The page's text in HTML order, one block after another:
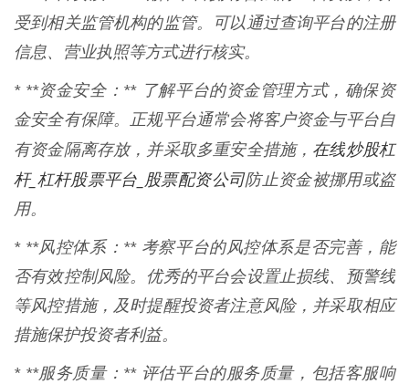
受到相关监管机构的监管。可以通过查询平台的注册
信息、营业执照等方式进行核实。
* **资金安全：** 了解平台的资金管理方式，确保资
金安全有保障。正规平台通常会将客户资金与平台自
有资金隔离存放，并采取多重安全措施， 在线炒股杠
杆_杠杆股票平台_股票配资公司防止资金被挪用或盗
用。
* **风控体系：** 考察平台的风控体系是否完善，能
否有效控制风险。优秀的平台会设置止损线、预警线
等风控措施，及时提醒投资者注意风险，并采取相应
措施保护投资者利益。
* **服务质量：** 评估平台的服务质量，包括客服响